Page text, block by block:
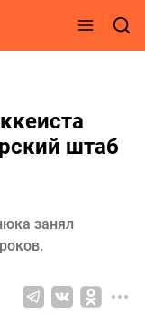
штаб
занял